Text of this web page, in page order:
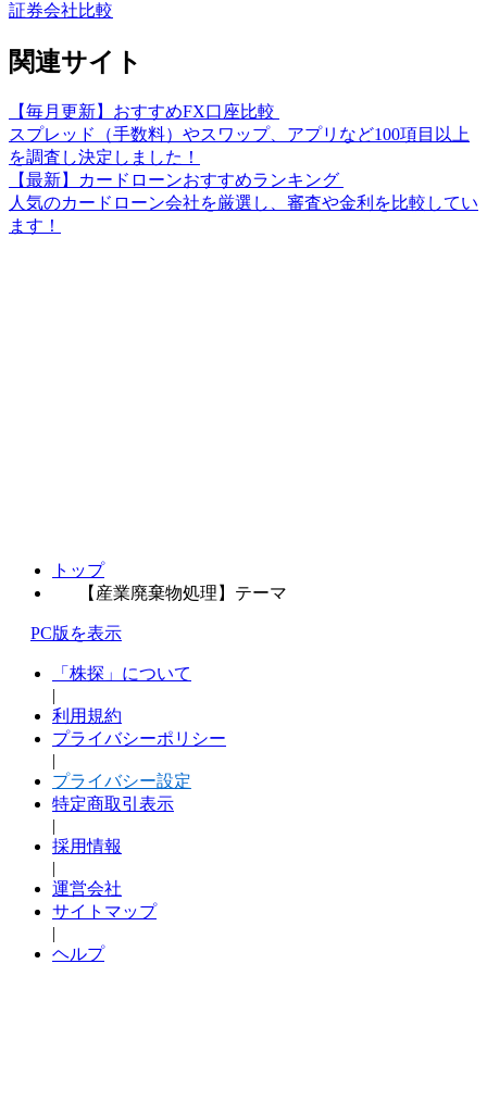
証券会社比較
関連サイト
【毎月更新】おすすめFX口座比較
スプレッド（手数料）やスワップ、アプリなど100項目以上
を調査し決定しました！
【最新】カードローンおすすめランキング
人気のカードローン会社を厳選し、審査や金利を比較してい
ます！
トップ
【産業廃棄物処理】テーマ
PC版を表示
「株探」について
|
利用規約
プライバシーポリシー
|
プライバシー設定
特定商取引表示
|
採用情報
|
運営会社
サイトマップ
|
ヘルプ